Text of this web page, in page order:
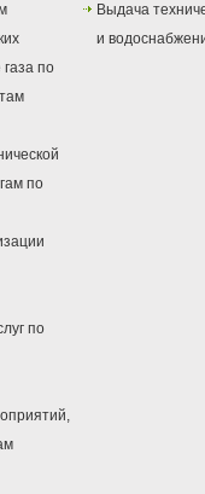
газа по
по
по
Выдача
и